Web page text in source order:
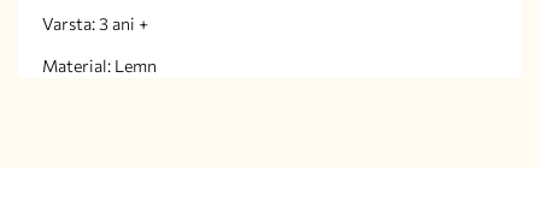
Varsta: 3 ani +
Material: Lemn